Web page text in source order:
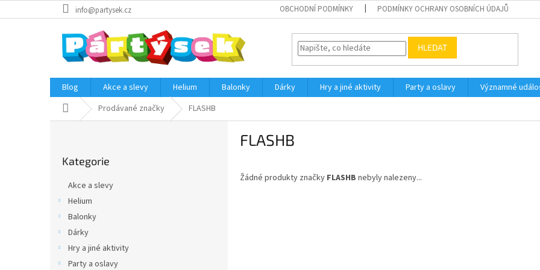
na
info@partysek.cz OBCHODNÍ PODMÍNKY PODMÍNKY OCHRANY OSOBNÍCH ÚDAJŮ
HLEDAT
Blog Akce a slevy Helium Balonky Dárky Hry a jiné aktivity Party a oslavy Významné
Domů Prodávané značky FLASHB
kategorie
Kategorie
Akce a slevy
Helium
Balonky
Dárky
Hry a jiné aktivity
Party a oslavy
FLASHB
Žádné produkty značky FLASHB nebyly nalezeny...